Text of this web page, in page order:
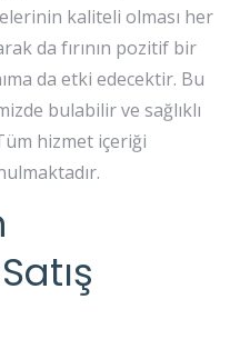
kaliteli olması her
da fırının pozitif bir
da etki edecektir. Bu
bulabilir ve sağlıklı
hizmet içeriği